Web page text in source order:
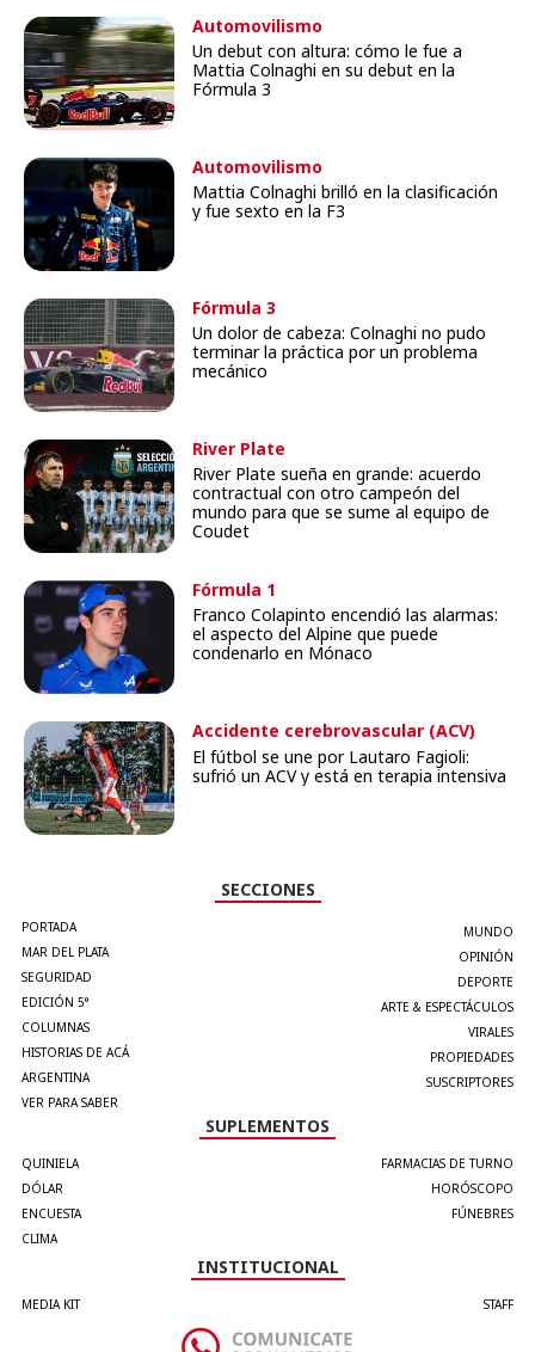
Automovilismo
Un debut con altura: cómo le fue a
Mattia Colnaghi en su debut en la
Fórmula 3
Automovilismo
Mattia Colnaghi brilló en la clasificación
y fue sexto en la F3
Fórmula 3
Un dolor de cabeza: Colnaghi no pudo
terminar la práctica por un problema
mecánico
River Plate
River Plate sueña en grande: acuerdo
contractual con otro campeón del
mundo para que se sume al equipo de
Coudet
Fórmula 1
Franco Colapinto encendió las alarmas:
el aspecto del Alpine que puede
condenarlo en Mónaco
Accidente cerebrovascular (ACV)
isquémico
El fútbol se une por Lautaro Fagioli:
sufrió un ACV y está en terapia intensiva
SECCIONES
PORTADA
MAR DEL PLATA
SEGURIDAD
EDICIÓN 5°
COLUMNAS
HISTORIAS DE ACÁ
ARGENTINA
VER PARA SABER
MUNDO
OPINIÓN
DEPORTE
ARTE & ESPECTÁCULOS
VIRALES
PROPIEDADES
SUSCRIPTORES
SUPLEMENTOS
QUINIELA
DÓLAR
ENCUESTA
CLIMA
FARMACIAS DE TURNO
HORÓSCOPO
FÚNEBRES
INSTITUCIONAL
MEDIA KIT STAFF